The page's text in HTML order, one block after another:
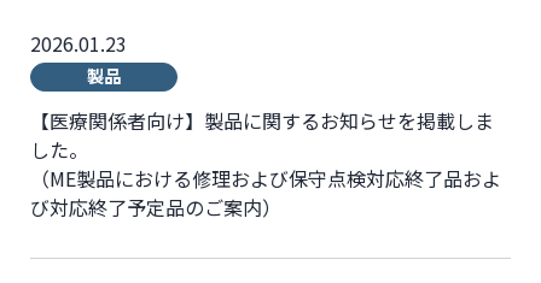
2026.01.23
製品
【医療関係者向け】製品に関するお知らせを掲載しま
した。
（ME製品における修理および保守点検対応終了品およ
び対応終了予定品のご案内）